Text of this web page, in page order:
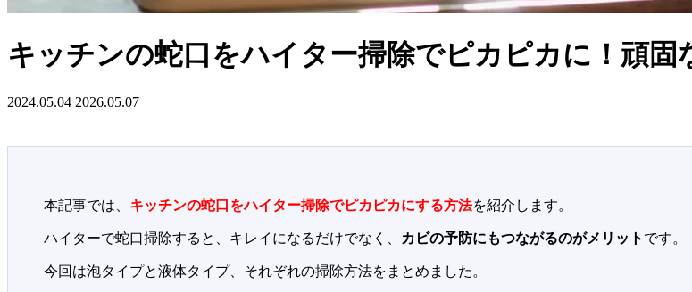
キッチンの蛇口をハイター掃除でピカピカに！頑
2024.05.04 2026.05.07
本記事では、 キッチンの蛇口をハイター掃除でピカピカにする方法を紹介します。
ハイターで蛇口掃除すると、キレイになるだけでなく、 カビの予防にもつながるのがメリット です。
今回は泡タイプと液体タイプ、それぞれの掃除方法をまとめました。